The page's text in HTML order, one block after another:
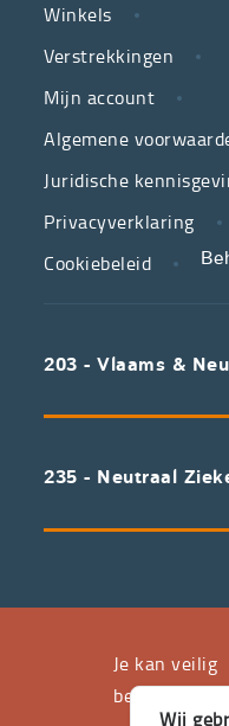
neutrale
ziekenfondsen,
is
partner
in
zorg.
We
voorwaarden
uitstekend
waarvan
LINKS
Winkels
Verstrekkingen
Mijn account
Algemene
Juridische
Privacyverklaring
Cookiebeleid
203 - Vlaams &
235 - Neutraal
Je kan veilig
betalen met
Wij